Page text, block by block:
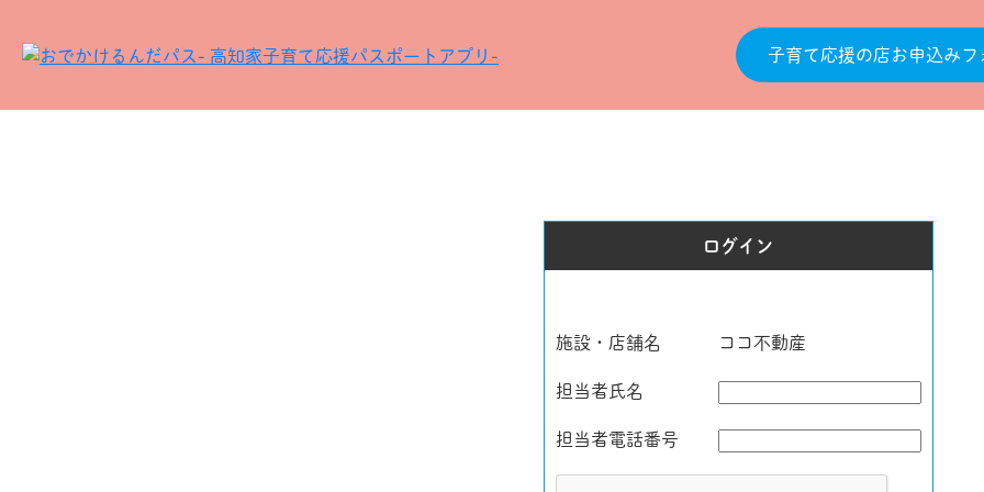
子育て応援の店お申込みフ
ログイン
施設・店舗名 ココ不動産
担当者氏名
担当者電話番号